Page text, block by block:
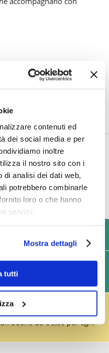
contenuti ed
dei social media e per
inoltre
il nostro sito con i
analisi dei dati web,
potrebbero combinarle
loro o che hanno
servizi.
Mostra dettagli
tutti
sono super resistenti e
dei prodotti e la
di quelli in legno.
ANCHE
buono da € 5,00 per ogni